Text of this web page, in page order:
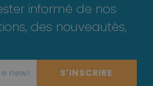
informé de nos
des nouveautés,
S'INSCRIRE